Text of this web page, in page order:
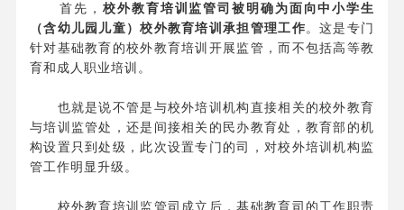
首先，校外教育培训监管司被明确为面向中小学生
（含幼儿园儿童）校外教育培训承担管理工作 。这是专门
针对基础教育的校外教育培训开展监管，而不包括高等教
育和成人职业培训。
也就是说不管是与校外培训机构直接相关的校外教育
与培训监管处，还是间接相关的民办教育处，教育部的机
构设置只到处级，此次设置专门的司，对校外培训机构监
管工作明显升级。
校外教育培训监管司成立后，基础教育司的工作职责